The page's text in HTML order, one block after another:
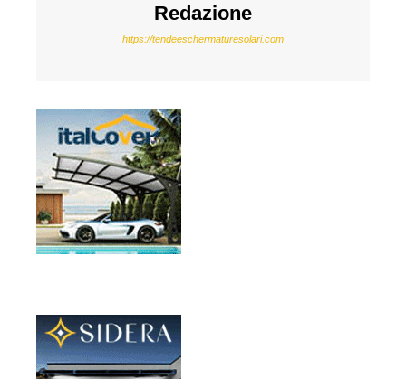
Redazione
https://tendeeschermaturesolari.com